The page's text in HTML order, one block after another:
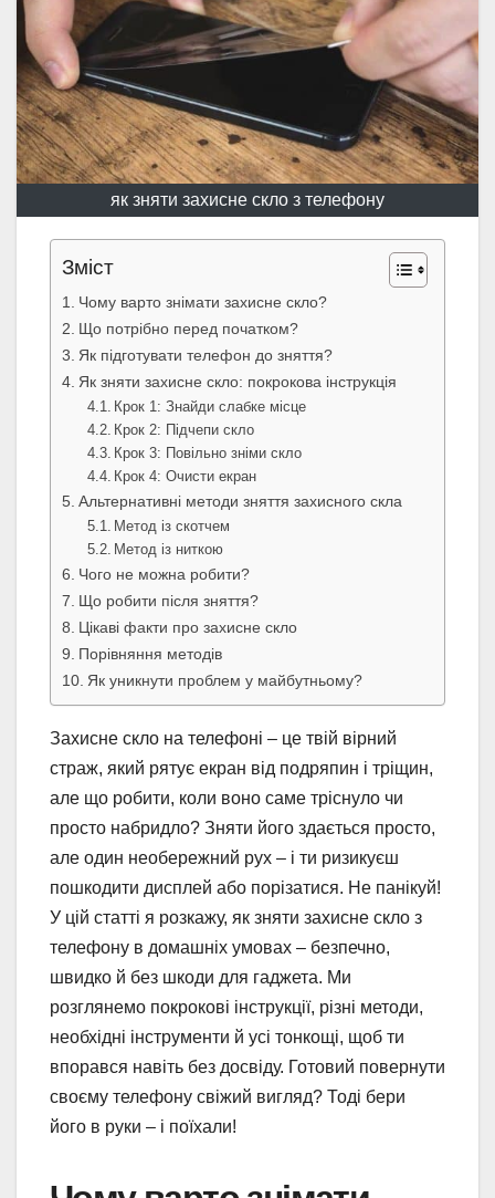
як зняти захисне скло з телефону
Зміст
Чому варто знімати захисне скло?
Що потрібно перед початком?
Як підготувати телефон до зняття?
Як зняти захисне скло: покрокова інструкція
Крок 1: Знайди слабке місце
Крок 2: Підчепи скло
Крок 3: Повільно зніми скло
Крок 4: Очисти екран
Альтернативні методи зняття захисного скла
Метод із скотчем
Метод із ниткою
Чого не можна робити?
Що робити після зняття?
Цікаві факти про захисне скло
Порівняння методів
Як уникнути проблем у майбутньому?
Захисне скло на телефоні – це твій вірний
страж, який рятує екран від подряпин і тріщин,
але що робити, коли воно саме тріснуло чи
просто набридло? Зняти його здається просто,
але один необережний рух – і ти ризикуєш
пошкодити дисплей або порізатися. Не панікуй!
У цій статті я розкажу, як зняти захисне скло з
телефону в домашніх умовах – безпечно,
швидко й без шкоди для гаджета. Ми
розглянемо покрокові інструкції, різні методи,
необхідні інструменти й усі тонкощі, щоб ти
впорався навіть без досвіду. Готовий повернути
своєму телефону свіжий вигляд? Тоді бери
його в руки – і поїхали!